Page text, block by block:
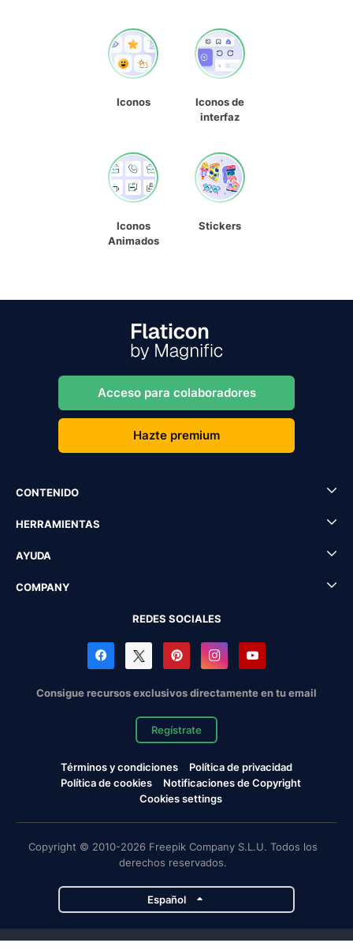
Iconos
Iconos de
interfaz
Iconos
Animados
Stickers
Acceso para colaboradores
Hazte premium
CONTENIDO
HERRAMIENTAS
AYUDA
COMPANY
REDES SOCIALES
Consigue recursos exclusivos directamente en tu email
Regístrate
Términos y condiciones
Política de privacidad
Política de cookies
Notificaciones de Copyright
Cookies settings
Copyright © 2010-2026 Freepik Company S.L.U. Todos los
derechos reservados.
Español